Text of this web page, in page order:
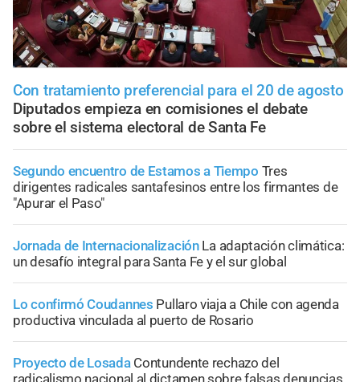
Con tratamiento preferencial para el 20 de agosto
Diputados empieza en comisiones el debate
sobre el sistema electoral de Santa Fe
Segundo encuentro de Estamos a Tiempo Tres
dirigentes radicales santafesinos entre los firmantes de
"Apurar el Paso"
Jornada de Internacionalización La adaptación climática:
un desafío integral para Santa Fe y el sur global
Lo confirmó Coudannes Pullaro viaja a Chile con agenda
productiva vinculada al puerto de Rosario
Proyecto de Losada Contundente rechazo del
radicalismo nacional al dictamen sobre falsas denuncias